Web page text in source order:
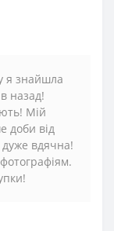
я знайшла
назад!
Мій
доби від
вдячна!